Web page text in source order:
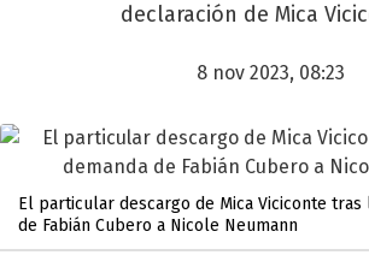
declaración de Mica
8 nov 2023, 08:23
El particular descargo de Mica Viciconte tras
de Fabián Cubero a Nicole Neumann